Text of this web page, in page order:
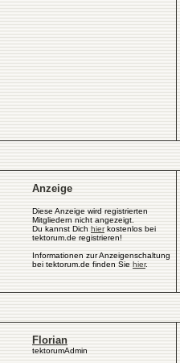
Anzeige
Diese Anzeige wird registrierten
Mitgliedern nicht angezeigt.
Du kannst Dich hierkostenlos bei
tektorum.de registrieren!
Informationen zur Anzeigenschaltung
bei tektorum.de finden Sie hier.
Florian
tektorumAdmin